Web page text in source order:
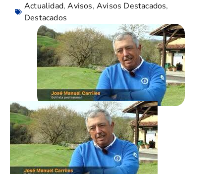
Actualidad,Avisos,Avisos Destacados,
Destacados